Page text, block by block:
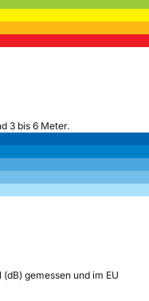
3 bis 6 Meter.
gemessen und im EU